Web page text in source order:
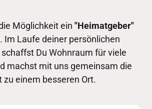
Möglichkeit ein "Heimatgeber"
Im Laufe deiner persönlichen
Du Wohnraum für viele
machst mit uns gemeinsam die
zu einem besseren Ort.